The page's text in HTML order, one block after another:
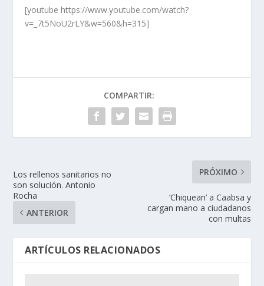
[youtube https://www.youtube.com/watch?
v=_7t5NoU2rLY&w=560&h=315]
COMPARTIR:
Los rellenos sanitarios no
son solución. Antonio
Rocha
ANTERIOR
PRÓXIMO
‘Chiquean’ a Caabsa y
cargan mano a ciudadanos
con multas
ARTÍCULOS RELACIONADOS